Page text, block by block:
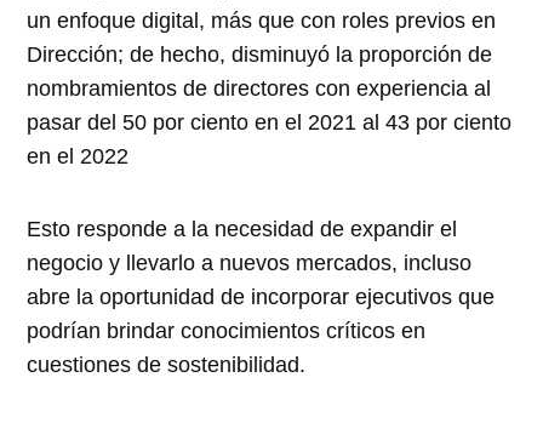
un enfoque digital, más que con roles previos en
Dirección; de hecho, disminuyó la proporción de
nombramientos de directores con experiencia al
pasar del 50 por ciento en el 2021 al 43 por ciento
en el 2022
Esto responde a la necesidad de expandir el
negocio y llevarlo a nuevos mercados, incluso
abre la oportunidad de incorporar ejecutivos que
podrían brindar conocimientos críticos en
cuestiones de sostenibilidad.